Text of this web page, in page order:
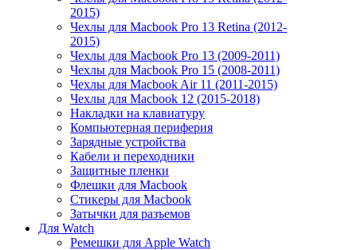
2015)
Чехлы для Macbook Pro 13 Retina (2012-
2015)
Чехлы для Macbook Pro 13 (2009-2011)
Чехлы для Macbook Pro 15 (2008-2011)
Чехлы для Macbook Air 11 (2011-2015)
Чехлы для Macbook 12 (2015-2018)
Накладки на клавиатуру
Компьютерная периферия
Зарядные устройства
Кабели и переходники
Защитные пленки
Флешки для Macbook
Стикеры для Macbook
Затычки для разъемов
Для Watch
Ремешки для Apple Watch